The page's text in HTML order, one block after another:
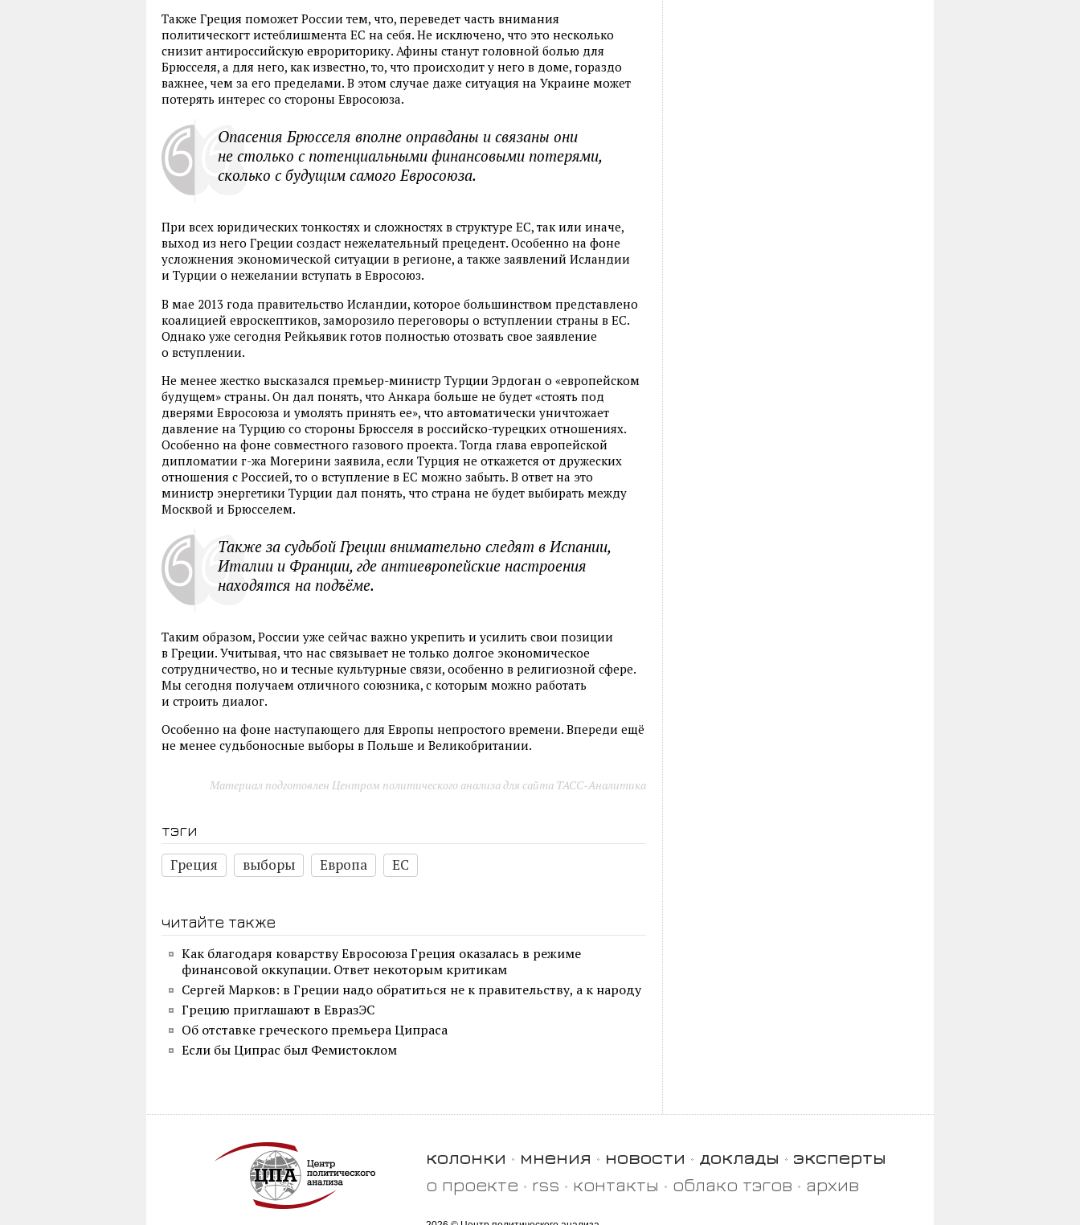
Также Греция поможет России тем, что, переведет часть внимания
политическогт истеблишмента ЕС на себя. Не исключено, что это несколько
снизит антироссийскую еврориторику. Афины станут головной болью для
Брюсселя, а для него, как известно, то, что происходит у него в доме, гораздо
важнее, чем за его пределами. В этом случае даже ситуация на Украине может
потерять интерес со стороны Евросоюза.
Опасения Брюсселя вполне оправданы и связаны они
не столько с потенциальными финансовыми потерями,
сколько с будущим самого Евросоюза.
При всех юридических тонкостях и сложностях в структуре ЕС, так или иначе,
выход из него Греции создаст нежелательный прецедент. Особенно на фоне
усложнения экономической ситуации в регионе, а также заявлений Исландии
и Турции о нежелании вступать в Евросоюз.
В мае 2013 года правительство Исландии, которое большинством представлено
коалицией евроскептиков, заморозило переговоры о вступлении страны в ЕС.
Однако уже сегодня Рейкьявик готов полностью отозвать свое заявление
о вступлении.
Не менее жестко высказался премьер-министр Турции Эрдоган о «европейском
будущем» страны. Он дал понять, что Анкара больше не будет «стоять под
дверями Евросоюза и умолять принять ее», что автоматически уничтожает
давление на Турцию со стороны Брюсселя в российско-турецких отношениях.
Особенно на фоне совместного газового проекта. Тогда глава европейской
дипломатии г-жа Могерини заявила, если Турция не откажется от дружеских
отношения с Россией, то о вступление в ЕС можно забыть. В ответ на это
министр энергетики Турции дал понять, что страна не будет выбирать между
Москвой и Брюсселем.
Также за судьбой Греции внимательно следят в Испании,
Италии и Франции, где антиевропейские настроения
находятся на подъёме.
Таким образом, России уже сейчас важно укрепить и усилить свои позиции
в Греции. Учитывая, что нас связывает не только долгое экономическое
сотрудничество, но и тесные культурные связи, особенно в религиозной сфере.
Мы сегодня получаем отличного союзника, с которым можно работать
и строить диалог.
Особенно на фоне наступающего для Европы непростого времени. Впереди ещё
не менее судьбоносные выборы в Польше и Великобритании.
Материал подготовлен Центром политического анализа для сайта ТАСС-Аналитика
тэги
Греция
выборы Европа ЕС
читайте также
Как благодаря коварству Евросоюза Греция оказалась в режиме
финансовой оккупации. Ответ некоторым критикам
Сергей Марков: в Греции надо обратиться не к правительству, а к народу
Грецию приглашают в ЕвразЭС
Об отставке греческого премьера Ципраса
Если бы Ципрас был Фемистоклом
колонки мнения новости доклады
эксперты
о проекте
rss контакты облако тэгов архив